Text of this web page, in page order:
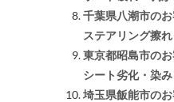
千葉県八潮市の
ステアリング擦
東京都昭島市の
シート劣化・染
埼玉県飯能市の